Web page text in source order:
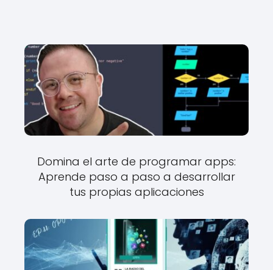
Domina el arte de programar apps:
Aprende paso a paso a desarrollar
tus propias aplicaciones